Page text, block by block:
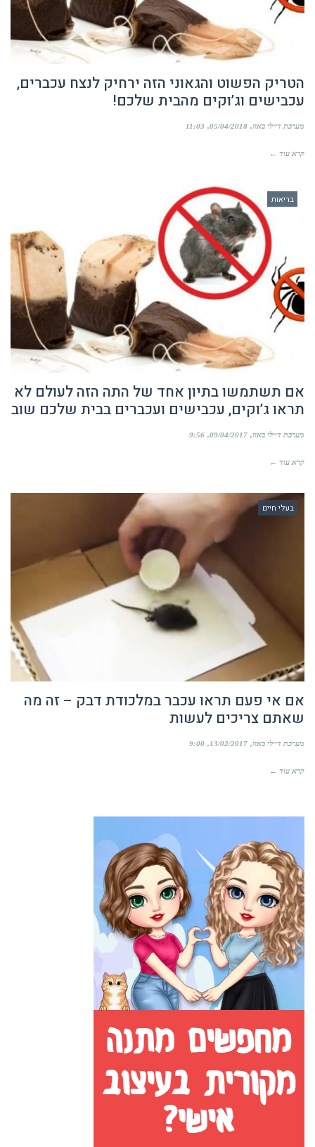
הטריק הפשוט והגאוני הזה ירחיק לנצח עכברים,
עכבישים וג’וקים מהבית שלכם!
מערכת דיילי באזז 05/04/2018
11:03
קרא עוד ←
בריאות
אם תשתמשו בתיון אחד של התה הזה לעולם לא
תראו ג’וקים, עכבישים ועכברים בבית שלכם שוב
מערכת דיילי באזז 09/04/2017
9:56
קרא עוד ←
בעלי חיים
אם אי פעם תראו עכבר במלכודת דבק – זה מה
שאתם צריכים לעשות
מערכת דיילי באזז 13/02/2017
9:00
קרא עוד ←